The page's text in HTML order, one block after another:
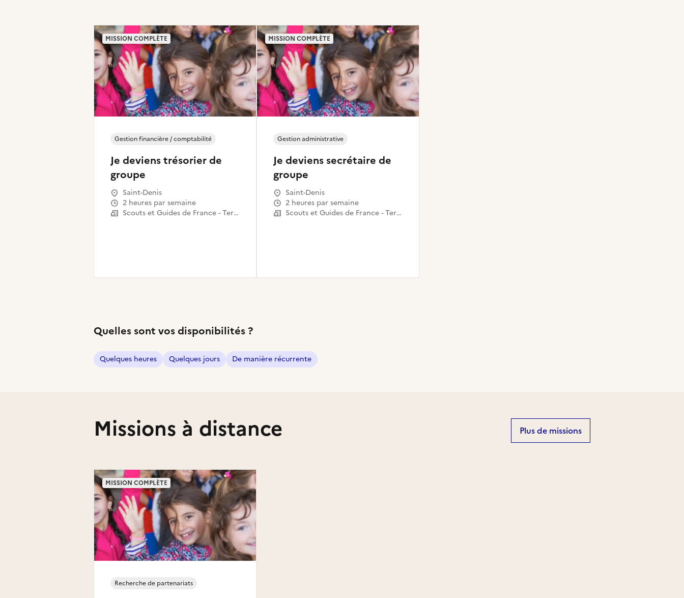
Je deviens trésorier de
groupe
Gestion financière / comptabilité
Saint-Denis
2 heures par semaine
Scouts et Guides de France - Territoire Seine-Saint-Denis
MISSION COMPLÈTE
Je deviens secrétaire de
groupe
Gestion administrative
Saint-Denis
2 heures par semaine
Scouts et Guides de France - Territoire Seine-Saint-Denis
MISSION COMPLÈTE
Quelles sont vos disponibilités ?
Quelques heures Quelques jours De manière récurrente
Missions à distance Plus de missions
Recherche de partenariats
MISSION COMPLÈTE